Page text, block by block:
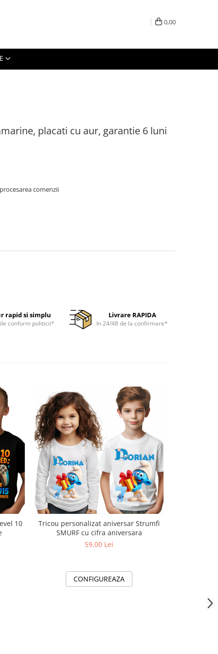
0,00
placati cu aur, garantie 6 luni
comenzii
rapid si simplu
conform politicii*
Livrare RAPIDA
In 24/48 de la confirmare*
10
Tricou personalizat aniversar Strumfi
SMURF cu cifra aniversara
59,00 Lei
CONFIGUREAZA